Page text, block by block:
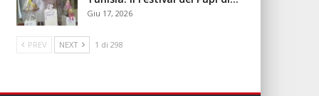
Giu 17, 2026
PREV NEXT 1 di 298